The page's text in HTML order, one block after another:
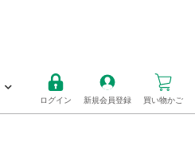
ログイン 新規会員登録 買い物かご